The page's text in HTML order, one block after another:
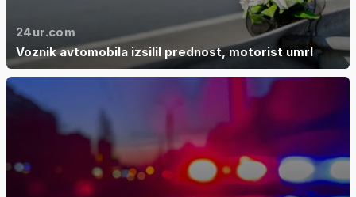
24ur.com
Voznik avtomobila izsilil prednost, motorist umrl